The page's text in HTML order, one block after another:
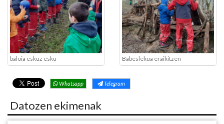
baloia eskuz esku Babeslekua eraikitzen
Whatsapp Telegram
Datozen ekimenak